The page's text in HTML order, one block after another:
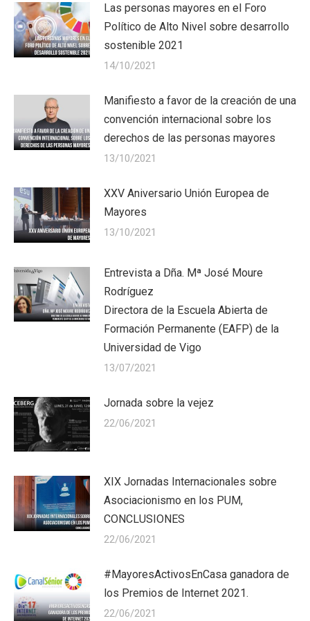
Las personas mayores en el Foro
Político de Alto Nivel sobre desarrollo
sostenible 2021
14/10/2021
Manifiesto a favor de la creación de una
convención internacional sobre los
derechos de las personas mayores
13/10/2021
XXV Aniversario Unión Europea de
Mayores
13/10/2021
Entrevista a Dña. Mª José Moure
Rodríguez
Directora de la Escuela Abierta de
Formación Permanente (EAFP) de la
Universidad de Vigo
13/07/2021
Jornada sobre la vejez
22/06/2021
XIX Jornadas Internacionales sobre
Asociacionismo en los PUM,
CONCLUSIONES
22/06/2021
#MayoresActivosEnCasa ganadora de
los Premios de Internet 2021.
22/06/2021